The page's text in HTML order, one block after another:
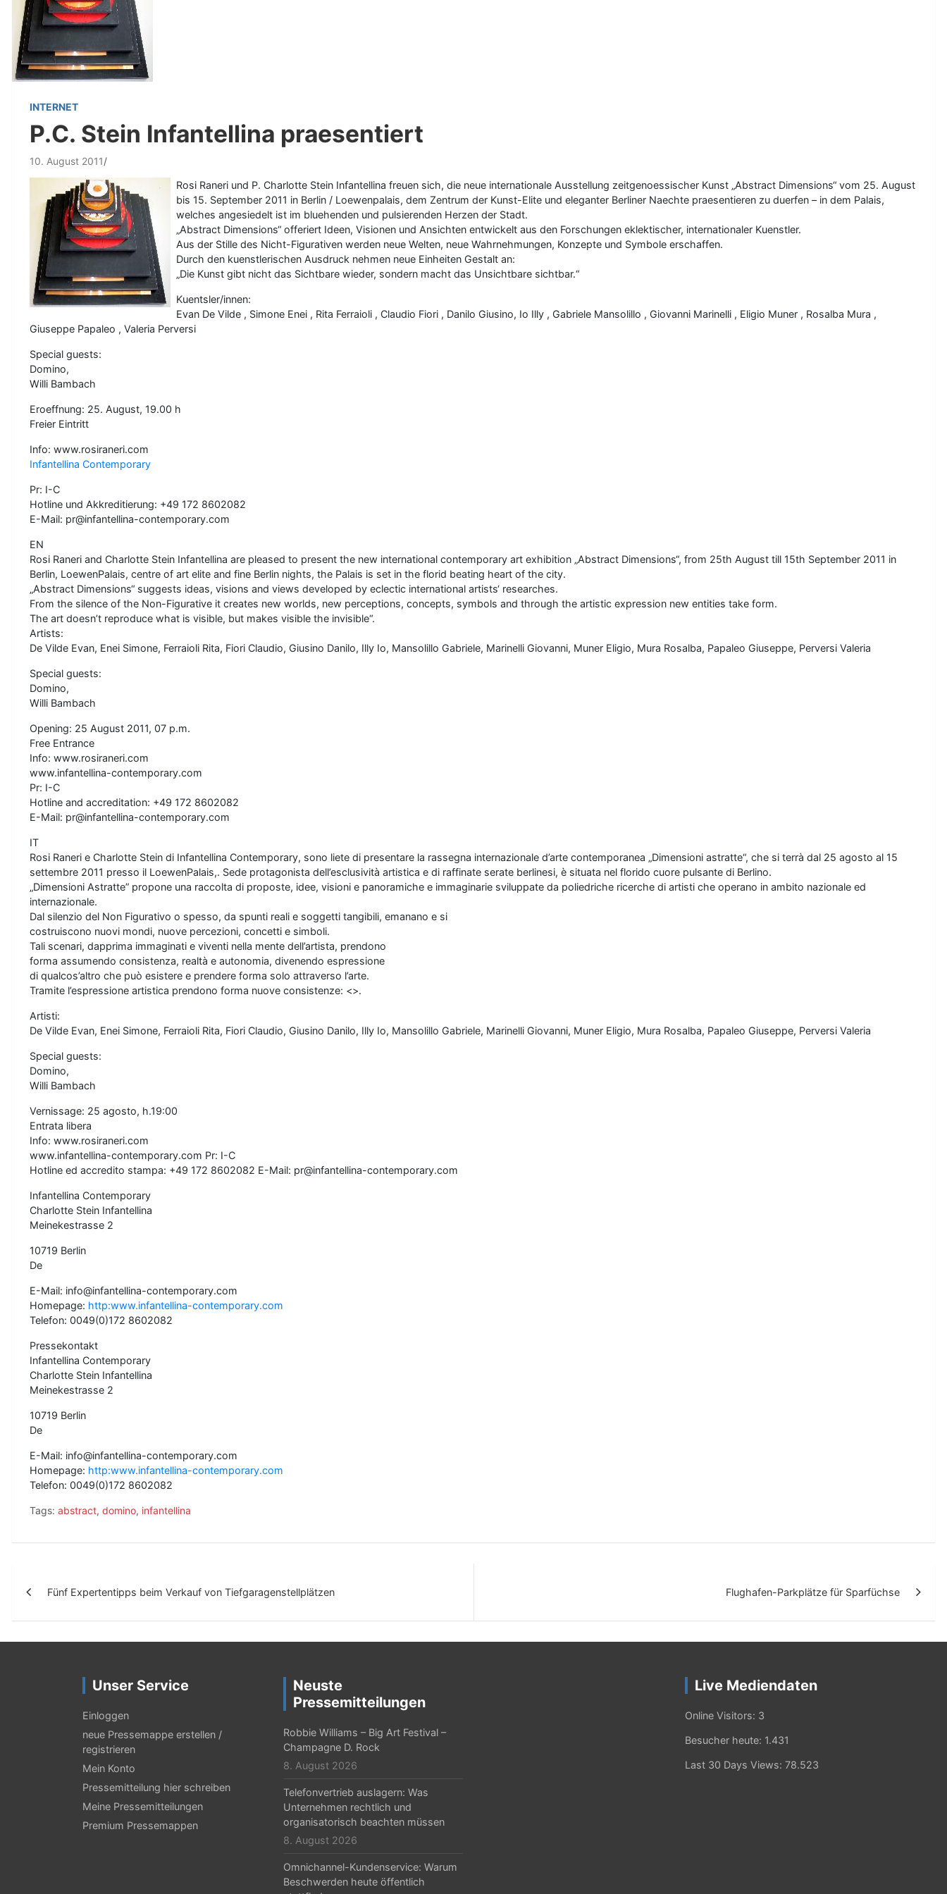
INTERNET
P.C. Stein Infantellina praesentiert
10. August 2011
Rosi Raneri und P. Charlotte Stein Infantellina freuen sich, die neue internationale Ausstellung zeitgenoessischer Kunst „Abstract Dimensions“ vom 25. August
bis 15. September 2011 in Berlin / Loewenpalais, dem Zentrum der Kunst-Elite und eleganter Berliner Naechte praesentieren zu duerfen – in dem Palais,
welches angesiedelt ist im bluehenden und pulsierenden Herzen der Stadt.
„Abstract Dimensions“ offeriert Ideen, Visionen und Ansichten entwickelt aus den Forschungen eklektischer, internationaler Kuenstler.
Aus der Stille des Nicht-Figurativen werden neue Welten, neue Wahrnehmungen, Konzepte und Symbole erschaffen.
Durch den kuenstlerischen Ausdruck nehmen neue Einheiten Gestalt an:
„Die Kunst gibt nicht das Sichtbare wieder, sondern macht das Unsichtbare sichtbar.“
Kuentsler/innen:
Evan De Vilde , Simone Enei , Rita Ferraioli , Claudio Fiori , Danilo Giusino, Io Illy , Gabriele Mansolillo , Giovanni Marinelli , Eligio Muner , Rosalba Mura ,
Giuseppe Papaleo , Valeria Perversi
Special guests:
Domino,
Willi Bambach
Eroeffnung: 25. August, 19.00 h
Freier Eintritt
Info: www.rosiraneri.com
Infantellina Contemporary
Pr: I-C
Hotline und Akkreditierung: +49 172 8602082
E-Mail: pr@infantellina-contemporary.com
EN
Rosi Raneri and Charlotte Stein Infantellina are pleased to present the new international contemporary art exhibition „Abstract Dimensions“, from 25th August till 15th September 2011 in
Berlin, LoewenPalais, centre of art elite and fine Berlin nights, the Palais is set in the florid beating heart of the city.
„Abstract Dimensions“ suggests ideas, visions and views developed by eclectic international artists‘ researches.
From the silence of the Non-Figurative it creates new worlds, new perceptions, concepts, symbols and through the artistic expression new entities take form.
The art doesn’t reproduce what is visible, but makes visible the invisible“.
Artists:
De Vilde Evan, Enei Simone, Ferraioli Rita, Fiori Claudio, Giusino Danilo, Illy Io, Mansolillo Gabriele, Marinelli Giovanni, Muner Eligio, Mura Rosalba, Papaleo Giuseppe, Perversi Valeria
Special guests:
Domino,
Willi Bambach
Opening: 25 August 2011, 07 p.m.
Free Entrance
Info: www.rosiraneri.com
www.infantellina-contemporary.com
Pr: I-C
Hotline and accreditation: +49 172 8602082
E-Mail: pr@infantellina-contemporary.com
IT
Rosi Raneri e Charlotte Stein di Infantellina Contemporary, sono liete di presentare la rassegna internazionale d’arte contemporanea „Dimensioni astratte“, che si terrà dal 25 agosto al 15
settembre 2011 presso il LoewenPalais,. Sede protagonista dell’esclusività artistica e di raffinate serate berlinesi, è situata nel florido cuore pulsante di Berlino.
„Dimensioni Astratte” propone una raccolta di proposte, idee, visioni e panoramiche e immaginarie sviluppate da poliedriche ricerche di artisti che operano in ambito nazionale ed
internazionale.
Dal silenzio del Non Figurativo o spesso, da spunti reali e soggetti tangibili, emanano e si
costruiscono nuovi mondi, nuove percezioni, concetti e simboli.
Tali scenari, dapprima immaginati e viventi nella mente dell’artista, prendono
forma assumendo consistenza, realtà e autonomia, divenendo espressione
di qualcos’altro che può esistere e prendere forma solo attraverso l’arte.
Tramite l’espressione artistica prendono forma nuove consistenze: <>.
Artisti:
De Vilde Evan, Enei Simone, Ferraioli Rita, Fiori Claudio, Giusino Danilo, Illy Io, Mansolillo Gabriele, Marinelli Giovanni, Muner Eligio, Mura Rosalba, Papaleo Giuseppe, Perversi Valeria
Special guests:
Domino,
Willi Bambach
Vernissage: 25 agosto, h.19:00
Entrata libera
Info: www.rosiraneri.com
www.infantellina-contemporary.com Pr: I-C
Hotline ed accredito stampa: +49 172 8602082 E-Mail: pr@infantellina-contemporary.com
Infantellina Contemporary
Charlotte Stein Infantellina
Meinekestrasse 2
10719 Berlin
De
E-Mail: info@infantellina-contemporary.com
Homepage: http:www.infantellina-contemporary.com
Telefon: 0049(0)172 8602082
Pressekontakt
Infantellina Contemporary
Charlotte Stein Infantellina
Meinekestrasse 2
10719 Berlin
De
E-Mail: info@infantellina-contemporary.com
Homepage: http:www.infantellina-contemporary.com
Telefon: 0049(0)172 8602082
Tags: abstract, domino, infantellina
i
t
Fünf Expertentipps beim Verkauf von Tiefgaragenstellplätzen Flughafen-Parkplätze für Sparfüchse
Unser Service
Einloggen
neue Pressemappe erstellen /
registrieren
Mein Konto
Pressemitteilung hier schreiben
Meine Pressemitteilungen
Premium Pressemappen
Neuste
Pressemitteilungen
Robbie Williams – Big Art Festival –
Champagne D. Rock
8. August 2026
Telefonvertrieb auslagern: Was
Unternehmen rechtlich und
organisatorisch beachten müssen
8. August 2026
Omnichannel-Kundenservice: Warum
Beschwerden heute öffentlich
Live Mediendaten
Online Visitors: 3
Besucher heute: 1.431
Last 30 Days Views: 78.523